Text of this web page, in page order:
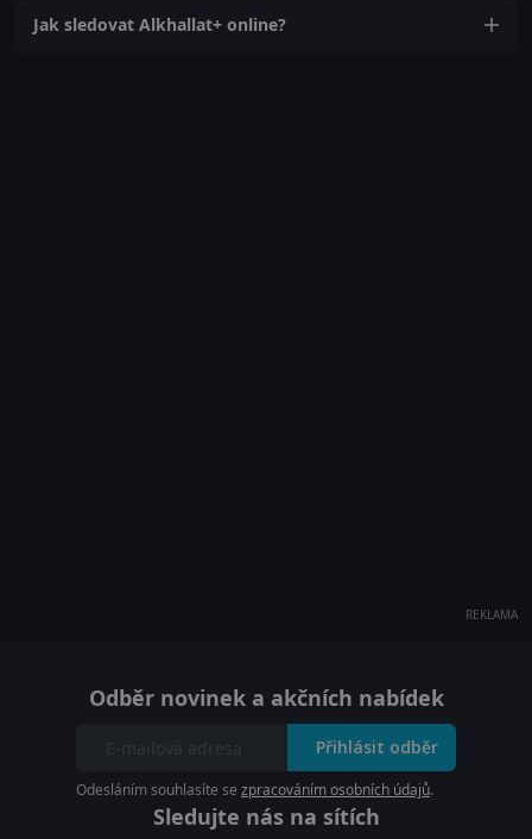
Jak sledovat Alkhallat+ online?
REKLAMA
Odběr novinek a akčních nabídek
Přihlásit odběr
Odesláním souhlasíte se zpracováním osobních údajů.
Sledujte nás na sítích